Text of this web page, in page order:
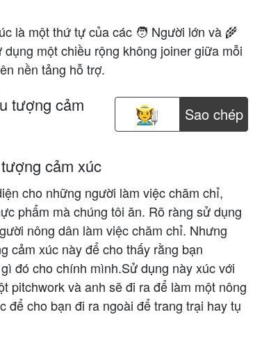
là một thứ tự của các 🧑 Người lớn và 🌾
một chiều rộng không joiner giữa mỗi
nền tảng hỗ trợ.
tượng cảm
Sao chép
cảm xúc
cho những người làm việc chăm chỉ,
phẩm mà chúng tôi ăn. Rõ ràng sử dụng
nông dân làm việc chăm chỉ. Nhưng
cảm xúc này để cho thấy rằng bạn
đó cho chính mình.Sử dụng này xúc với
pitchwork và anh sẽ đi ra để làm một nông
để cho bạn đi ra ngoài để trang trại hay tụ